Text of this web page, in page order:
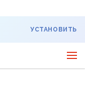
УСТАНОВИТЬ